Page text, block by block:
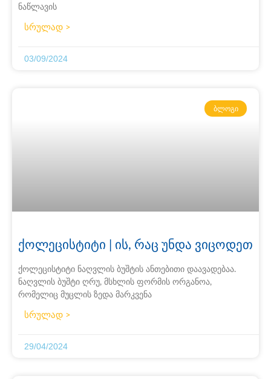
ნაწლავის
სრულად >
03/09/2024
ᲑᲚᲝᲒᲘ
ქოლეცისტიტი | ის, რაც უნდა ვიცოდეთ
ქოლეცისტიტი ნაღვლის ბუშტის ანთებითი დაავადებაა.
ნაღვლის ბუშტი ღრუ, მსხლის ფორმის ორგანოა,
რომელიც მუცლის ზედა მარკვენა
სრულად >
29/04/2024